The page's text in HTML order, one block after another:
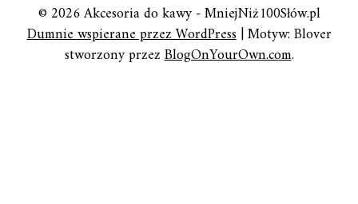
© 2026 Akcesoria do kawy - MniejNiż100Słów.pl
Dumnie wspierane przez WordPress|Motyw: Blover
stworzony przezBlogOnYourOwn.com.